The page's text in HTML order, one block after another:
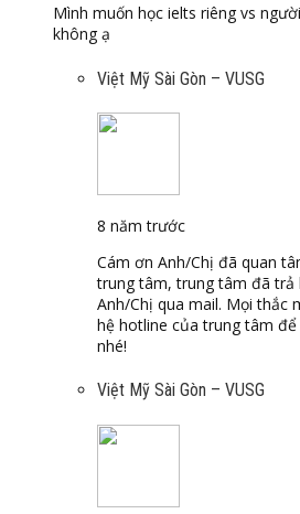
Mình muốn học ielts riêng vs
không ạ
Việt Mỹ Sài Gòn – VUSG
8 năm trước
Cám ơn Anh/Chị đã quan
trung tâm, trung tâm đã trả
Anh/Chị qua mail. Mọi thắc
hệ hotline của trung tâm
nhé!
Việt Mỹ Sài Gòn – VUSG